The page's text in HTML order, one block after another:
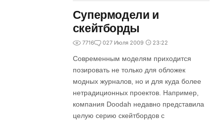
Супермодели и
скейтборды
7716 027 Июля 2009 23:22
Современным моделям приходится
позировать не только для обложек
модных журналов, но и для куда более
нетрадиционных проектов. Например,
компания Doodah недавно представила
целую серию скейтбордов с